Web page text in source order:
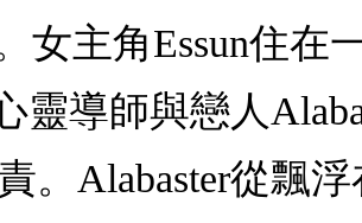
女主角Essun住在
導師與戀人
。Alabaster從飄